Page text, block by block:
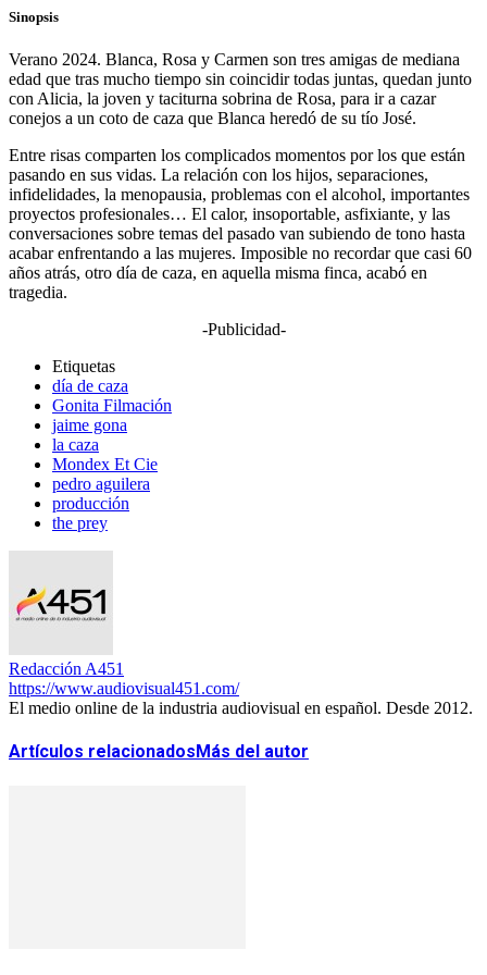
Sinopsis
Verano 2024. Blanca, Rosa y Carmen son tres amigas de mediana
edad que tras mucho tiempo sin coincidir todas juntas, quedan junto
con Alicia, la joven y taciturna sobrina de Rosa, para ir a cazar
conejos a un coto de caza que Blanca heredó de su tío José.
Entre risas comparten los complicados momentos por los que están
pasando en sus vidas. La relación con los hijos, separaciones,
infidelidades, la menopausia, problemas con el alcohol, importantes
proyectos profesionales… El calor, insoportable, asfixiante, y las
conversaciones sobre temas del pasado van subiendo de tono hasta
acabar enfrentando a las mujeres. Imposible no recordar que casi 60
años atrás, otro día de caza, en aquella misma finca, acabó en
tragedia.
-Publicidad-
Etiquetas
día de caza
Gonita Filmación
jaime gona
la caza
Mondex Et Cie
pedro aguilera
producción
the prey
Redacción A451
https://www.audiovisual451.com/
El medio online de la industria audiovisual en español. Desde 2012.
Artículos relacionados Más del autor